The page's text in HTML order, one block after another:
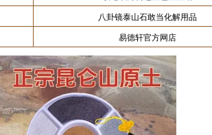
八卦镜泰山石敢当化解用品
易德轩官方网店